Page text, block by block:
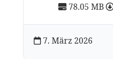
78.05 MB
7. März 2026